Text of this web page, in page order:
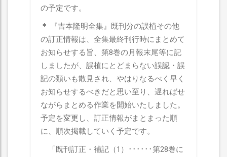
の予定です。
＊
『吉本隆明全集』既刊分の誤植その他
の訂正情報は、全集最終刊行時にまとめて
お知らせする旨、第8巻の月報末尾等に記
しましたが、誤植にとどまらない誤認・誤
記の類いも散見され、やはりなるべく早く
お知らせするべきだと思い至り、遅ればせ
ながらまとめる作業を開始いたしました。
予定を変更し、訂正情報がまとまった順
に、順次掲載していく予定です。
「既刊訂正・補記（1）･･････第28巻に